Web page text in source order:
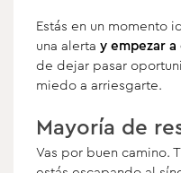
Estás en un momento
una alerta y empezar a
de dejar pasar
miedo a arriesgarte.
Mayoría de
Vas por buen camino.